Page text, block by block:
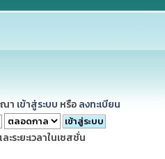
า เข้าสู่ระบบ หรือ ลงทะเบียน
ระยะเวลาในเซสชั่น